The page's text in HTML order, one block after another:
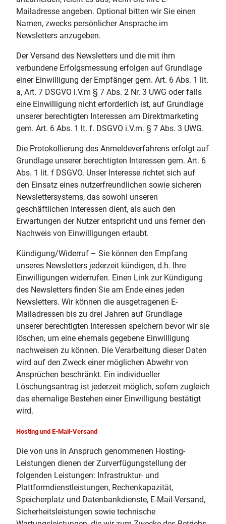
Mailadresse angeben. Optional bitten wir Sie einen
Namen, zwecks persönlicher Ansprache im
Newsletters anzugeben.
Der Versand des Newsletters und die mit ihm
verbundene Erfolgsmessung erfolgen auf Grundlage
einer Einwilligung der Empfänger gem. Art. 6 Abs. 1 lit.
a, Art. 7 DSGVO i.V.m § 7 Abs. 2 Nr. 3 UWG oder falls
eine Einwilligung nicht erforderlich ist, auf Grundlage
unserer berechtigten Interessen am Direktmarketing
gem. Art. 6 Abs. 1 lt. f. DSGVO i.V.m. § 7 Abs. 3 UWG.
Die Protokollierung des Anmeldeverfahrens erfolgt auf
Grundlage unserer berechtigten Interessen gem. Art. 6
Abs. 1 lit. f DSGVO. Unser Interesse richtet sich auf
den Einsatz eines nutzerfreundlichen sowie sicheren
Newslettersystems, das sowohl unseren
geschäftlichen Interessen dient, als auch den
Erwartungen der Nutzer entspricht und uns ferner den
Nachweis von Einwilligungen erlaubt.
Kündigung/Widerruf – Sie können den Empfang
unseres Newsletters jederzeit kündigen, d.h. Ihre
Einwilligungen widerrufen. Einen Link zur Kündigung
des Newsletters finden Sie am Ende eines jeden
Newsletters. Wir können die ausgetragenen E-
Mailadressen bis zu drei Jahren auf Grundlage
unserer berechtigten Interessen speichern bevor wir sie
löschen, um eine ehemals gegebene Einwilligung
nachweisen zu können. Die Verarbeitung dieser Daten
wird auf den Zweck einer möglichen Abwehr von
Ansprüchen beschränkt. Ein individueller
Löschungsantrag ist jederzeit möglich, sofern zugleich
das ehemalige Bestehen einer Einwilligung bestätigt
wird.
Hosting und E-Mail-Versand
Die von uns in Anspruch genommenen Hosting-
Leistungen dienen der Zurverfügungstellung der
folgenden Leistungen: Infrastruktur- und
Plattformdienstleistungen, Rechenkapazität,
Speicherplatz und Datenbankdienste, E-Mail-Versand,
Sicherheitsleistungen sowie technische